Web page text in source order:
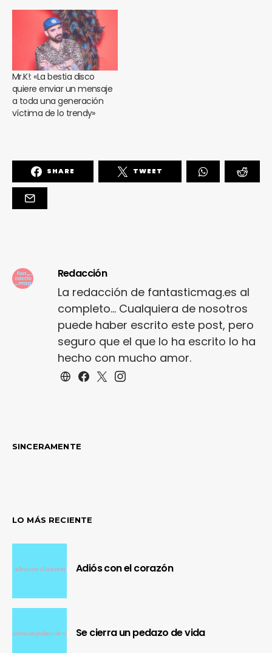
Mr.K!: «La bestia disco
quiere enviar un mensaje
a toda una generación
víctima de lo trendy»
SHARE TWEET
Redacción
La redacción de fantasticmag.es al
completo... Cualquiera de nosotros
puede haber escrito este post, pero
seguro que el que lo ha escrito lo ha
hecho con mucho amor.
SINCERAMENTE
LO MÁS RECIENTE
Adiós con el corazón
Se cierra un pedazo de vida